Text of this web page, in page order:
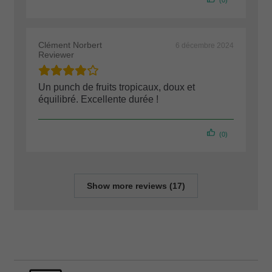
Clément Norbert
Reviewer
6 décembre 2024
Un punch de fruits tropicaux, doux et
équilibré. Excellente durée !
(0)
Show more reviews (17)